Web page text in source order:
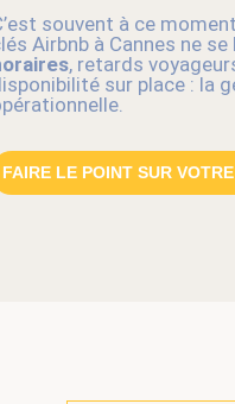
souvent à ce
Airbnb à Cannes ne
, retards
sur place : la
FAIRE LE POINT SUR